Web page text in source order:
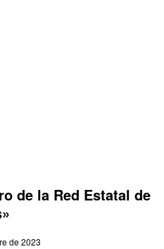
de la Red Estatal de
de 2023